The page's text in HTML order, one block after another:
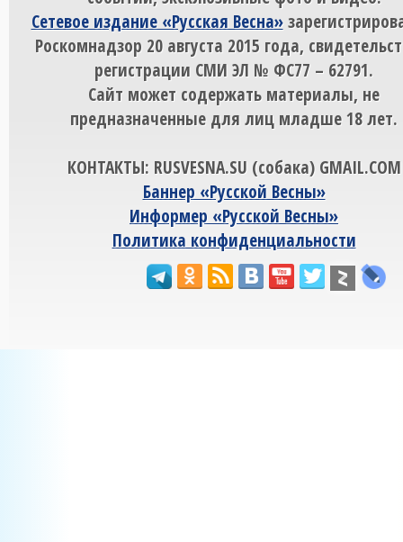
Сетевое издание «Русская Весна»
Роскомнадзор 20 августа 2015 года,
регистрации СМИ ЭЛ № ФС77 – 62791.
Сайт может содержать материалы, не
предназначенные для лиц младше 18 лет.
КОНТАКТЫ: RUSVESNA.SU (собака) GMAIL.COM
Баннер «Русской Весны»
Информер «Русской Весны»
Политика конфиденциальности